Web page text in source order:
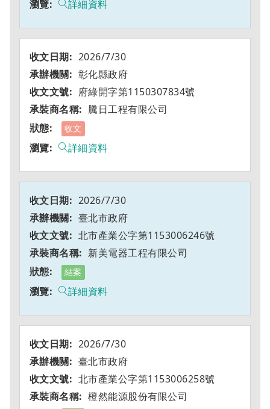
詳細資料
2026/7/30
彰化縣政府
府綠開字第1150307834號
騰日工程有限公司
收文
詳細資料
2026/7/30
臺北市政府
北市產業公字第1153006246號
新美電器工程有限公司
結案
詳細資料
2026/7/30
臺北市政府
北市產業公字第1153006258號
橙然能源股份有限公司